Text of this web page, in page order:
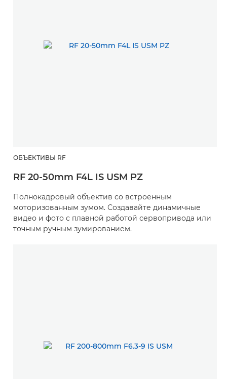
ОБЪЕКТИВЫ RF
RF 20-50mm F4L IS USM PZ
Полнокадровый объектив со встроенным
моторизованным зумом. Создавайте динамичные
видео и фото с плавной работой сервопривода или
точным ручным зумированием.